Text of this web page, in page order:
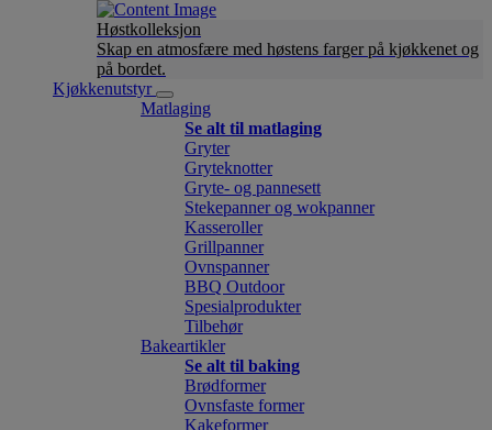
Høstkolleksjon
Skap en atmosfære med høstens farger på kjøkkenet og
på bordet.
Kjøkkenutstyr
Matlaging
Se alt til matlaging
Gryter
Gryteknotter
Gryte- og pannesett
Stekepanner og wokpanner
Kasseroller
Grillpanner
Ovnspanner
BBQ Outdoor
Spesialprodukter
Tilbehør
Bakeartikler
Se alt til baking
Brødformer
Ovnsfaste former
Kakeformer